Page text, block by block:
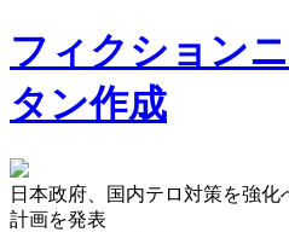
フィクション
タン作成
日本政府、国内テロ対策を強
計画を発表